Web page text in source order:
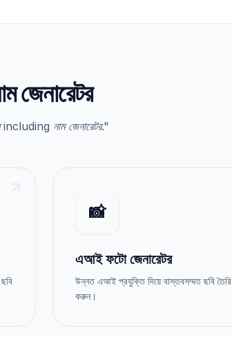
জেনারেটর
including নাম জেনারেটর."
📸
এআই ফটো জেনারেটর
উন্নত এআই প্রযুক্তি দিয়ে বাস্তবসম্মত ছবি তৈরি
করুন।